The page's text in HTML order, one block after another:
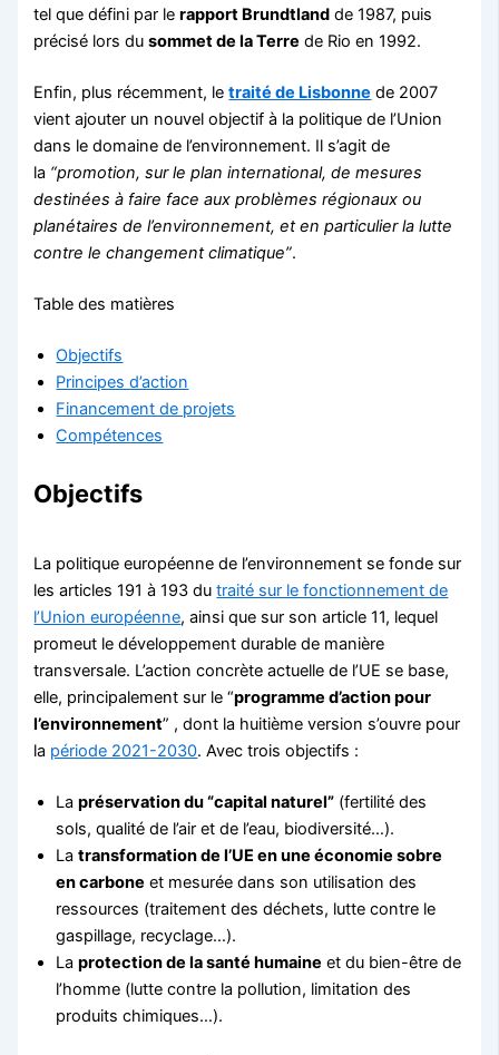
tel que défini par lerapport Brundtland de 1987, puis
précisé lors dusommet de la Terre de Rio en 1992.
Enfin, plus récemment, letraité de Lisbonne de 2007
vient ajouter un nouvel objectif à la politique de l’Union
dans le domaine de l’environnement. Il s’agit de
la “promotion, sur le plan international, de mesures
destinées à faire face aux problèmes régionaux ou
planétaires de l’environnement, et en particulier la lutte
contre le changement climatique”.
Table des matières
Objectifs
Principes d’action
Financement de projets
Compétences
Objectifs
La politique européenne de l’environnement se fonde sur
les articles 191 à 193 dutraité sur le fonctionnement de
l’Union européenne, ainsi que sur son article 11, lequel
promeut le développement durable de manière
transversale. L’action concrète actuelle de l’UE se base,
elle, principalement sur le “programme d’action pour
l’environnement” , dont la huitième version s’ouvre pour
la période 2021-2030. Avec trois objectifs :
Lapréservation du “capital naturel” (fertilité des
sols, qualité de l’air et de l’eau, biodiversité…).
Latransformation de l’UE en une économie sobre
en carbone et mesurée dans son utilisation des
ressources (traitement des déchets, lutte contre le
gaspillage, recyclage…).
Laprotection de la santé humaine et du bien-être de
l’homme (lutte contre la pollution, limitation des
produits chimiques…).